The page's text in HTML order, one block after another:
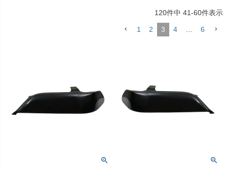
120件中 41-60件表示
1 2 3 4 6